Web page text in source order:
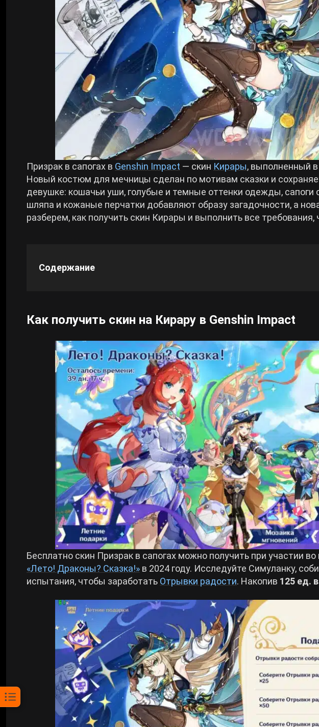
Crimson Desert
Zenless Zone Zero
Kingdom Come: Deliverance 2
Path of Exile 2
Wuthering Waves
Roblox
Hogwarts Legacy
Билды Arknights: Endfield
Билды Wuthering Waves
Билды Cyberpunk 2077
Билды Path of Exile 2
Призрак в сапогах в Genshin Impact — скин Кирары, выполненный
Новый костюм для мечницы сделан по мотивам сказки и
девушке: кошачьи уши, голубые и темные оттенки одежды,
шляпа и кожаные перчатки добавляют образу загадочности, а
разберем, как получить скин Кирары и выполнить все
Содержание
Как получить скин на Кирару в Genshin Impact
Бесплатно скин Призрак в сапогах можно получить при участии
«Лето! Драконы? Сказка!» в 2024 году. Исследуйте Симуланку,
испытания, чтобы заработать Отрывки радости. Накопив 125 ед.